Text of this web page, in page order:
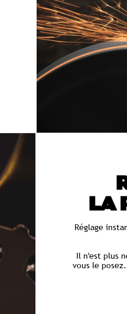
LA
Réglage
Il n'est plus
vous le